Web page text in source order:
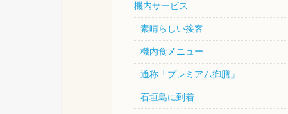
機内サービス
素晴らしい接客
機内食メニュー
通称「プレミアム御膳」
石垣島に到着